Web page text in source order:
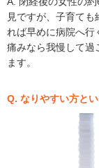
見ですが、子育て
れば早めに病院へ行
痛みなら我慢して過
ます。
Q. なりやすい方と